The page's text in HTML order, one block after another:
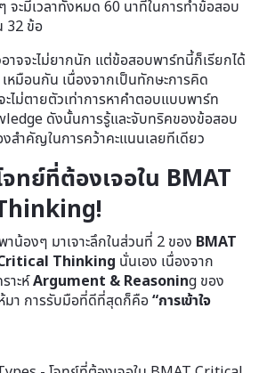
จะมีเวลาทั้งหมด 60 นาทีในการทำข้อสอบ
32 ข้อ
าจจะไม่ยากนัก แต่ข้อสอบพาร์ทนี้ก็เรียกได้
หมือนกัน เนื่องจากเป็นทักษะการคิด
ะไม่ตายตัวเท่าการหาคำตอบแบบพาร์ท
ดังนั้นการรู้และจับทริคของข้อสอบ
สำคัญในการคว้าคะแนนเลยทีเดียว
ทย์ที่ต้องเจอใน BMAT
งๆ มาเจาะลึกในส่วนที่ 2 ของ BMAT
Thinking นั่นเอง เนื่องจาก
าะห์Argument & Reasoning ของ
มา การรับมือที่ดีที่สุดก็คือ“การเข้าใจ